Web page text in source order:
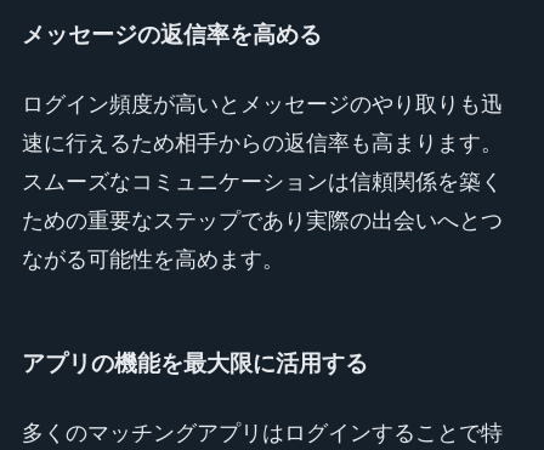
メッセージの返信率を高める
ログイン頻度が高いとメッセージのやり取りも迅
速に行えるため相手からの返信率も高まります。
スムーズなコミュニケーションは信頼関係を築く
ための重要なステップであり実際の出会いへとつ
ながる可能性を高めます。
アプリの機能を最大限に活用する
多くのマッチングアプリはログインすることで特